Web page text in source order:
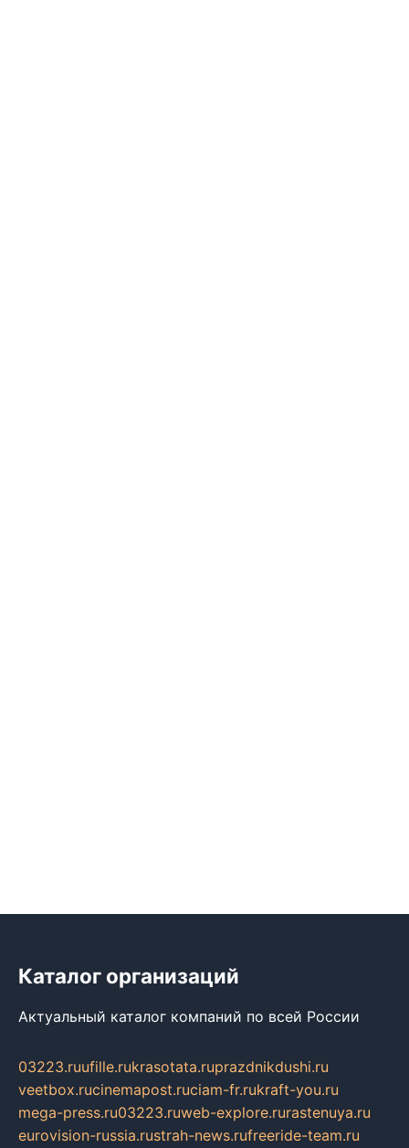
Каталог организаций
Актуальный каталог компаний по всей России
03223.ruufille.rukrasotata.ruprazdnikdushi.ru
veetbox.rucinemapost.ruciam-fr.rukraft-you.ru
mega-press.ru03223.ruweb-explore.rurastenuya.ru
eurovision-russia.rustrah-news.rufreeride-team.ru